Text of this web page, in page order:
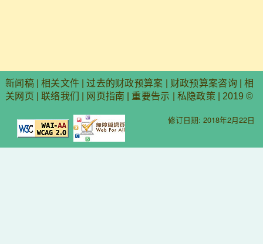
新闻稿| 相关文件 |过去的财政预算案 财政预算案咨询 |相
关网页
联络我们 网页指南 重要告示 私隐政策 | 2019 ©
修订日期: 2018年2月22日